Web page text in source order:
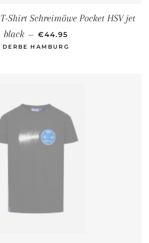
Shirt Schreimöwe Pocket HSV jet
black — NORMALER PREIS
€44.95
DERBE HAMBURG